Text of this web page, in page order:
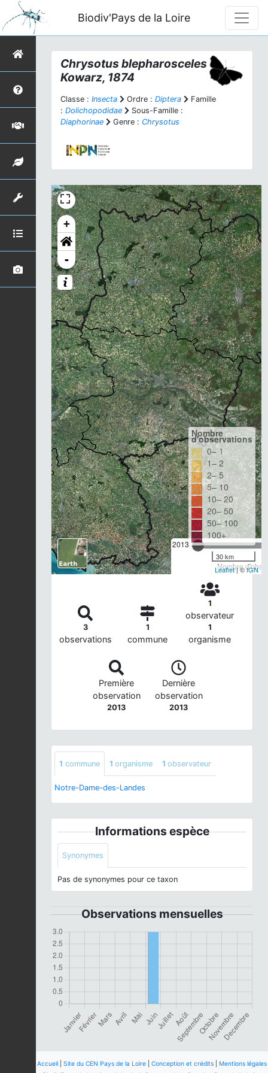
Biodiv'Pays de la Loire
Chrysotus blepharosceles
Kowarz, 1874
Classe : Insecta Ordre : Diptera
Famille
: Dolichopodidae
Sous-Famille :
Diaphorinae
Genre : Chrysotus
+
-
2013
Nombre
Nombre
d'observations
0– 1
1– 2
2– 5
5– 10
10– 20
20– 50
50– 100
100+
30 km
Leaflet| ©IGN
3
observations
1
commune
1
observateur
1
organisme
Première
observation
2013
Dernière
observation
2013
1 commune 1 organisme 1 observateur
Notre-Dame-des-Landes
Informations espèce
Synonymes
Pas de synonymes pour ce taxon
Observations mensuelles
Accueil Site du CEN Pays de la Loire Conception et crédits
Mentions légales